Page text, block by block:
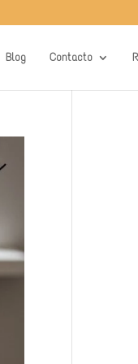
Blog Contacto